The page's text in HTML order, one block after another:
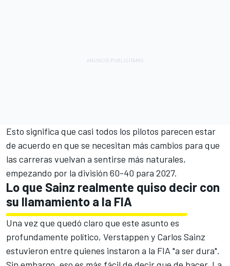
Esto significa que casi todos los pilotos parecen estar
de acuerdo en que se necesitan más cambios para que
las carreras vuelvan a sentirse más naturales,
empezando por la división 60-40 para 2027.
Lo que Sainz realmente quiso decir con
su llamamiento a la FIA
Una vez que quedó claro que este asunto es
profundamente político, Verstappen y Carlos Sainz
estuvieron entre quienes instaron a la FIA "a ser dura".